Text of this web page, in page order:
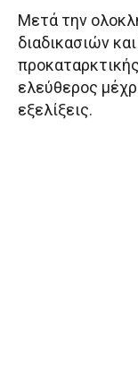
Μετά την
διαδικασιών
ελεύθερος
εξελίξεις.